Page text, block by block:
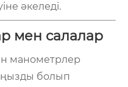
әкеледі.
мен салалар
манометрлер
болып